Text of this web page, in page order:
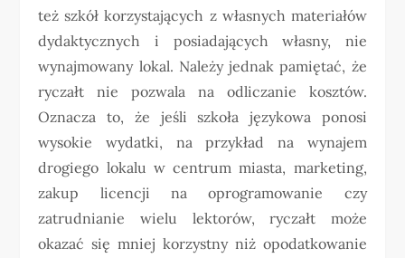
też szkół korzystających z własnych materiałów
dydaktycznych i posiadających własny, nie
wynajmowany lokal. Należy jednak pamiętać, że
ryczałt nie pozwala na odliczanie kosztów.
Oznacza to, że jeśli szkoła językowa ponosi
wysokie wydatki, na przykład na wynajem
drogiego lokalu w centrum miasta, marketing,
zakup licencji na oprogramowanie czy
zatrudnianie wielu lektorów, ryczałt może
okazać się mniej korzystny niż opodatkowanie